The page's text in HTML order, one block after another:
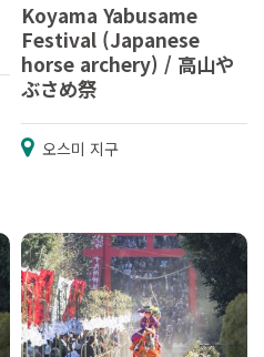
Koyama Yabusame
Festival (Japanese
horse archery) / 高山や
ぶさめ祭
오스미 지구